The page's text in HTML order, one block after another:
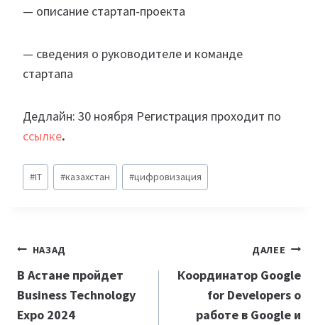
— описание стартап-проекта
— сведения о руководителе и команде
стартапа
Дедлайн: 30 ноября Регистрация проходит по
ссылке.
Метки
записи:
#IT #казахстан #цифровизация
Навигация
по
записям
НАЗАД
В Астане пройдет
Business Technology
Expo 2024
ДАЛЕЕ
Координатор Google
for Developers о
работе в Google и